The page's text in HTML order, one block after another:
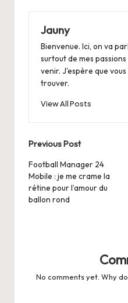
Jauny
Bienvenue. Ici, on va
surtout de mes
venir. J'espère que
trouver.
View All Posts
Post
navigation
Previous Post
Football Manager 24
Mobile : je me crame la
rétine pour l’amour du
ballon rond
No comments yet. Why